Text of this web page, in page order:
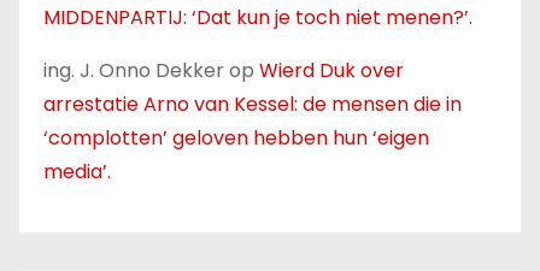
MIDDENPARTIJ: ‘Dat kun je toch niet menen?’.
ing. J. Onno Dekkerop Wierd Duk over
arrestatie Arno van Kessel: de mensen die in
‘complotten’ geloven hebben hun ‘eigen
media’.